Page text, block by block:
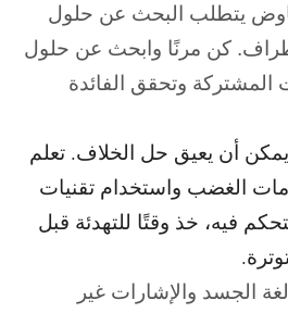
يتطلب البحث عن حلول
كن مرنًا وابحث عن حلول
المشتركة وتحقق الفائدة
أن يعيق حل الخلاف. تعلم
الغضب واستخدام تقنيات
فيه، خذ وقتًا للتهدئة قبل
لغة الجسد والإشارات غير